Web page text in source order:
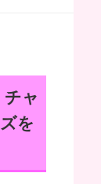
ャ
を